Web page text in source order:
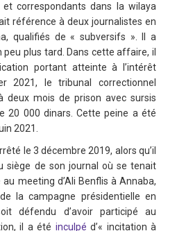
correspondants dans la wilaya
référence à deux journalistes en
qualifiés de « subversifs ». Il a
plus tard. Dans cette affaire, il
portant atteinte à l’intérêt
2021, le tribunal correctionnel
deux mois de prison avec sursis
20 000 dinars. Cette peine a été
2021.
le 3 décembre 2019, alors qu’il
siège de son journal où se tenait
meeting d’Ali Benflis à Annaba,
la campagne présidentielle en
défendu d’avoir participé au
il a été inculpé d’« incitation à